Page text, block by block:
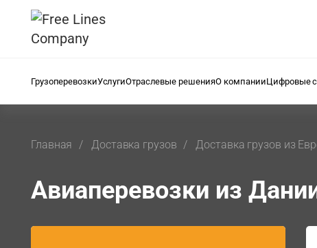
ГрузоперевозкиУслугиОтраслевые решенияО компанииЦифровые
Главная Доставка грузов Доставка грузов из
Авиаперевозки из